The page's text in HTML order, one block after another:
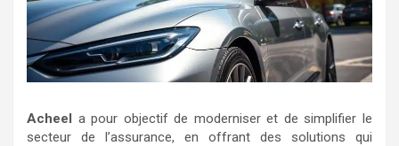
Acheel a pour objectif de moderniser et de simplifier le
secteur de l’assurance, en offrant des solutions qui